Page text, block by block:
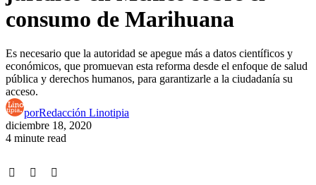
consumo de Marihuana
Es necesario que la autoridad se apegue más a datos científicos y
económicos, que promuevan esta reforma desde el enfoque de salud
pública y derechos humanos, para garantizarle a la ciudadanía su
acceso.
porRedacción Linotipia
diciembre 18, 2020
4 minute read